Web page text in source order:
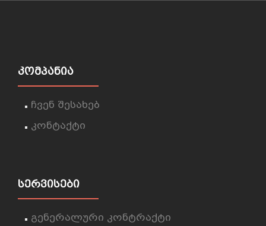
ᲙᲝᲛᲞᲐᲜᲘᲐ
ჩვენ შესახებ
კონტაქტი
ᲡᲔᲠᲕᲘᲡᲔᲑᲘ
გენერალური კონტრაქტი